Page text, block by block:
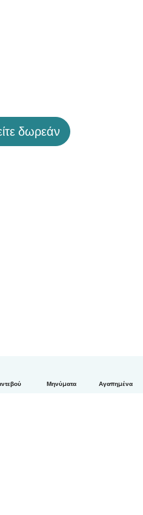
Μηνύματα Αγαπημένα
δωρεάν